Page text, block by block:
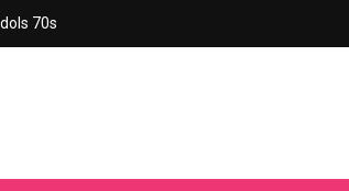
Idols 70s